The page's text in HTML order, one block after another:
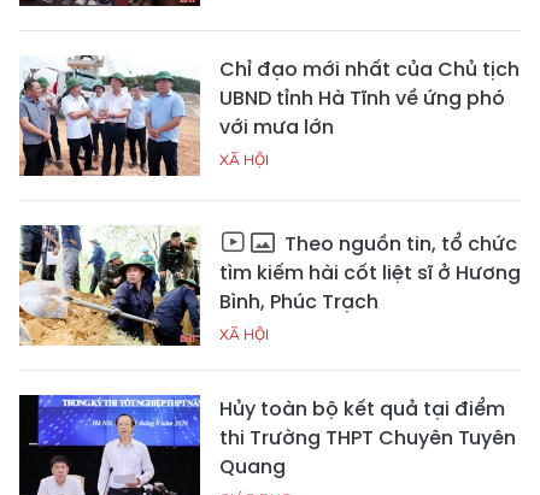
Chỉ đạo mới nhất của Chủ tịch
UBND tỉnh Hà Tĩnh về ứng phó
với mưa lớn
XÃ HỘI
Theo nguồn tin, tổ chức
tìm kiếm hài cốt liệt sĩ ở Hương
Bình, Phúc Trạch
XÃ HỘI
Hủy toàn bộ kết quả tại điểm
thi Trường THPT Chuyên Tuyên
Quang